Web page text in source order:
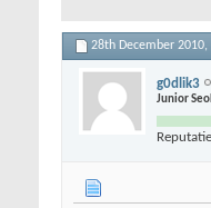
28th December 2010,
g0dlik3
Junior